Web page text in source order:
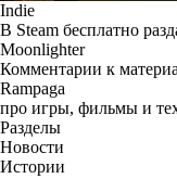
Indie
В Steam бесплатно
Moonlighter
Комментарии к
Rampaga
про игры, фильмы и
Разделы
Новости
Истории